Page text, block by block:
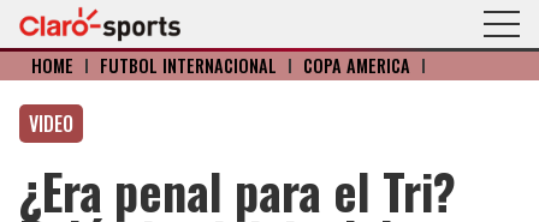
HOME I FÚTBOL INTERNACIONAL I COPA AMÉRICA I
VIDEO
¿Era penal para el Tri?